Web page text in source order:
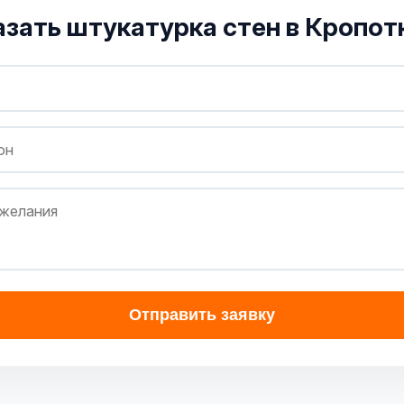
штукатурка стен в
Отправить заявку